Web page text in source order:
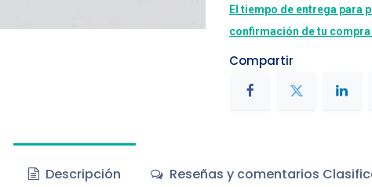
El tiempo de entrega para
confirmación de tu
Compartir
Descripción Reseñas y comentarios